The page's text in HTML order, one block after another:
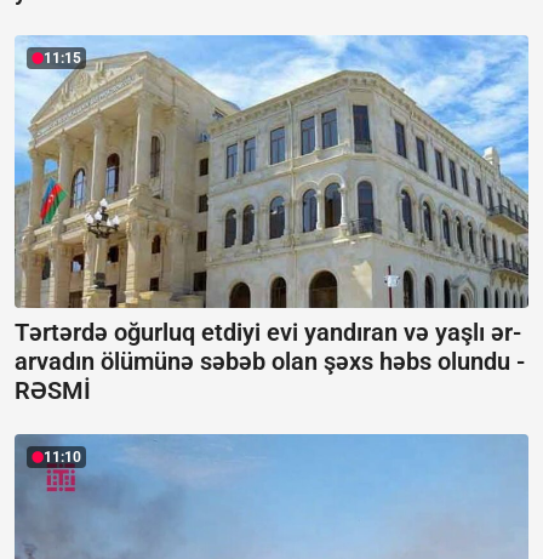
11:15
Tərtərdə oğurluq etdiyi evi yandıran və yaşlı ər-
arvadın ölümünə səbəb olan şəxs həbs olundu -
RƏSMİ
11:10